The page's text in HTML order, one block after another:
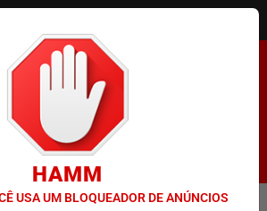
Notícia
DO BANCO CENTRAL, DIZEMMENU
HAMM
USA UM BLOQUEADOR DE ANÚNCIOS